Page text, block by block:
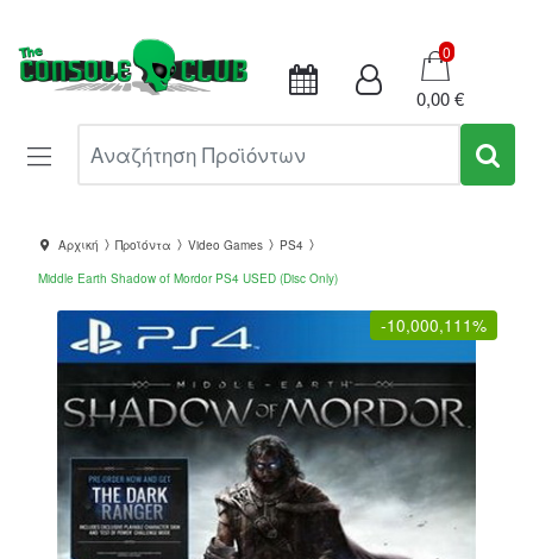
Καλάθι
0
0,00 €
Αρχική Προϊόντα Video Games
PS4
Middle Earth Shadow of Mordor PS4 USED (Disc Only)
-10,000,111%